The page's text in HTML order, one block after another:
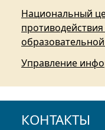
Национальный
Управление
КОНТАКТЫ